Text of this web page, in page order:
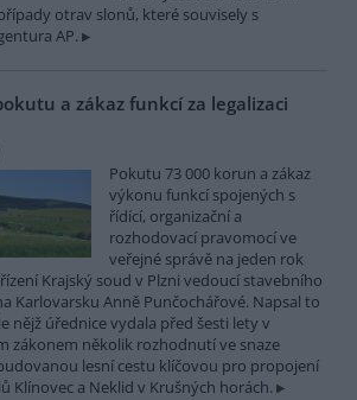
otrav slonů, které souvisely s
AP.
a zákaz funkcí za legalizaci
Pokutu 73 000 korun a zákaz
výkonu funkcí spojených s
řídící, organizační a
rozhodovací pravomocí ve
veřejné správě na jeden rok
Krajský soud v Plzni vedoucí stavebního
Karlovarsku Anně Punčochářové. Napsal to
nějž úřednice vydala před šesti lety v
zákonem několik rozhodnutí ve snaze
lesní cestu klíčovou pro propojení
Klínovec a Neklid v Krušných horách.